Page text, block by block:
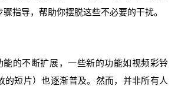
指导，帮助你摆脱这些不必要的干扰。
的不断扩展，一些新的功能如视频彩铃
的短片）也逐渐普及。然而，并非所有人